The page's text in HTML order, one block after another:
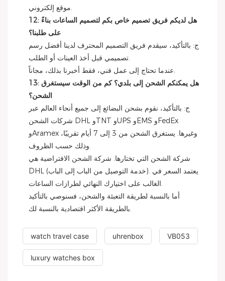
موقع إلكتروني.
12: هل لديكم فريق تصميم خاص بكم لتصميم الساعات بناءً
على طلبنا؟
ج: بالتأكيد، سيقدم فريق التصميم المحترف لدينا أفضل رسم
تصميمي قبل أخذ العينات أو الطلب.
عندما تحتاج إلى عمل فني، فقط أخبرنا بذلك، مجاناً.
13: هل يمكنكم الشحن إلى بلدي؟ كم من الوقت سيستغرق
الشحن؟
ج: بالتأكيد، نقوم بشحن البضائع إلى جميع أنحاء العالم عبر
شركات الشحن DHL وTNT وUPS وEMS وFedEx
وAramex وغيرها. يستغرق الشحن من 3 إلى 7 أيام تقريبًا،
وذلك حسب الظروف.
شركة الشحن التي تختارها. شركة الشحن الافتراضية هي
DHL (خدمة التوصيل من الباب إلى الباب). يعتمد السعر في
الغالب على اختيارك النهائي لطرازات الساعات.
أما بالنسبة لطريقة التعبئة والشحن، فسنوصي بالتأكيد
بالطريقة الأكثر اقتصادية بالنسبة لك.
watch travel case uhrenbox VB053
luxury watches box